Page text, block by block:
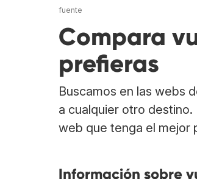
fuente
Compara
prefieras
Buscamos en las webs
a cualquier otro
web que tenga el mejor
Información sobre